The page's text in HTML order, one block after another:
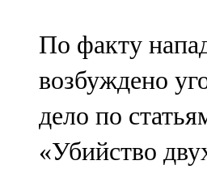
102,3 FM
Яңа чишмә
107,0 FM
Яр Чаллы
По факту
возбуждено
дело по
«Убийство